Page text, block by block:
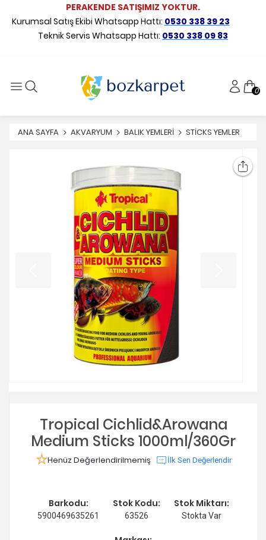
PERAKENDE SATIŞIMIZ YOKTUR.
Kurumsal Satış Ekibi Whatsapp Hattı: 0530 338 39 23
Teknik Servis Whatsapp Hattı: 0530 338 09 83
0
ANA SAYFA AKVARYUM BALIK YEMLERİ STİCKS YEMLER
Tropical Cichlid&Arowana
Medium Sticks 1000ml/360Gr
Henüz Değerlendirilmemiş İlk Sen Değerlendir
Barkodu:
5900469635261
Stok Kodu:
63526
Stok Miktarı:
Stokta Var